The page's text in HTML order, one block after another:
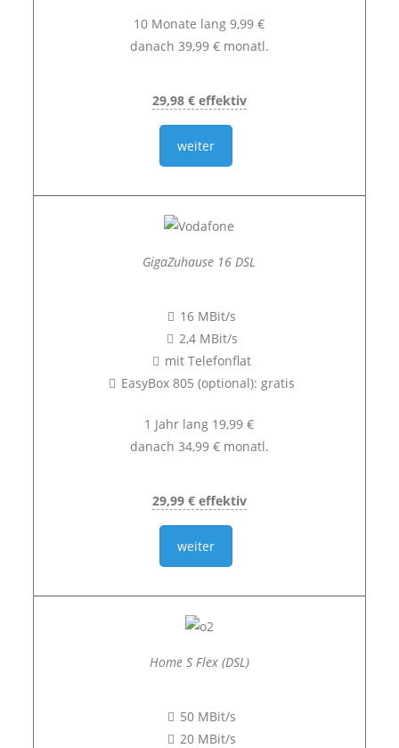
10 Monate lang 9,99 €
danach 39,99 € monatl.
29,98 € effektiv
weiter
GigaZuhause 16 DSL
16 MBit/s
2,4 MBit/s
mit Telefonflat
EasyBox 805 (optional): gratis
1 Jahr lang 19,99 €
danach 34,99 € monatl.
29,99 € effektiv
weiter
Home S Flex (DSL)
50 MBit/s
20 MBit/s